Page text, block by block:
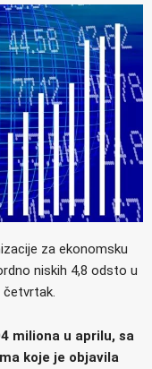
za ekonomsku
niskih 4,8 odsto u
četvrtak.
miliona u aprilu, sa
koje je objavila